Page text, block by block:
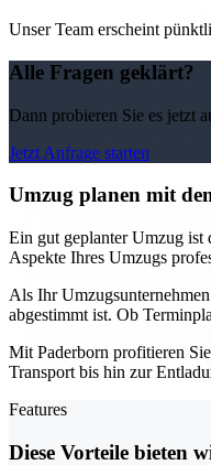
Unser Team erscheint
Alle Fragen geklärt?
Dann probieren Sie es jetzt
Jetzt Anfrage starten
Umzug planen mit
Ein gut geplanter Umzug ist
Aspekte Ihres Umzugs
Als Ihr
abgestimmt ist. Ob
Mit Paderborn profitieren
Transport bis hin zur
Features
Diese Vorteile bieten